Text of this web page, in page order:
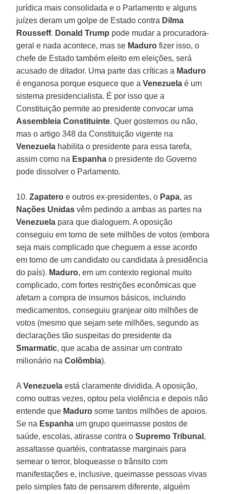
jurídica mais consolidada e o Parlamento e alguns
juízes deram um golpe de Estado contra Dilma
Rousseff. Donald Trump pode mudar a procuradora-
geral e nada acontece, mas se Maduro fizer isso, o
chefe de Estado também eleito em eleições, será
acusado de ditador. Uma parte das críticas a Maduro
é enganosa porque esquece que aVenezuela é um
sistema presidencialista. É por isso que a
Constituição permite ao presidente convocar uma
Assembleia Constituinte. Quer gostemos ou não,
mas o artigo 348 da Constituição vigente na
Venezuela habilita o presidente para essa tarefa,
assim como na Espanha o presidente do Governo
pode dissolver o Parlamento.
10.Zapatero e outros ex-presidentes, o Papa, as
Nações Unidas vêm pedindo a ambas as partes na
Venezuela para que dialoguem. A oposição
conseguiu em torno de sete milhões de votos (embora
seja mais complicado que cheguem a esse acordo
em torno de um candidato ou candidata à presidência
do país). Maduro, em um contexto regional muito
complicado, com fortes restrições econômicas que
afetam a compra de insumos básicos, incluindo
medicamentos, conseguiu granjear oito milhões de
votos (mesmo que sejam sete milhões, segundo as
declarações tão suspeitas do presidente da
Smarmatic, que acaba de assinar um contrato
milionário naColômbia).
AVenezuela está claramente dividida. A oposição,
como outras vezes, optou pela violência e depois não
entende que Maduro some tantos milhões de apoios.
Se na Espanha um grupo queimasse postos de
saúde, escolas, atirasse contra oSupremo Tribunal ,
assaltasse quartéis, contratasse marginais para
semear o terror, bloqueasse o trânsito com
manifestações e, inclusive, queimasse pessoas vivas
pelo simples fato de pensarem diferente, alguém